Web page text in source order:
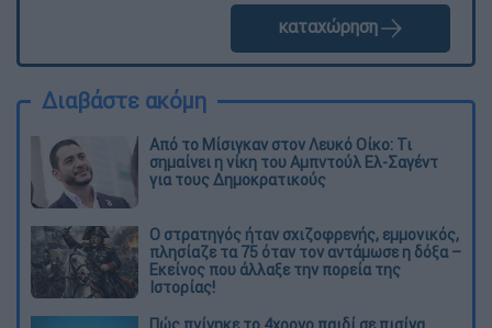
καταχώρηση
Διαβάστε ακόμη
Από το Μίσιγκαν στον Λευκό Οίκο: Τι
σημαίνει η νίκη του Αμπντούλ Ελ-Σαγέντ
για τους Δημοκρατικούς
O στρατηγός ήταν σχιζοφρενής, εμμονικός,
πλησίαζε τα 75 όταν τον αντάμωσε η δόξα –
Εκείνος που άλλαξε την πορεία της
Ιστορίας!